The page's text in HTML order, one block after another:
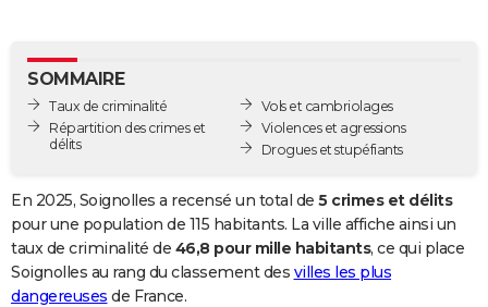
GUIDES D'ACHAT
BONS PLANS
Carte de Noël
Carte Bonne année
Carte Saint-Valentin
Carte Pâques
Carte d'anniversaire
DICTIONNAIRE
Dictionnaire
Biographies
Citations
Expressions
Proverbes
PROGRAMME TV
COPAINS D'AVANT
SOMMAIRE
Taux de criminalité
Répartition des crimes et
délits
Vols et cambriolages
Violences et agressions
Drogues et stupéfiants
En 2025, Soignolles a recensé un total de 5 crimes et délits
pour une population de 115 habitants. La ville affiche ainsi un
taux de criminalité de 46,8 pour mille habitants, ce qui place
Soignolles au rang du classement des villes les plus
dangereuses de France.